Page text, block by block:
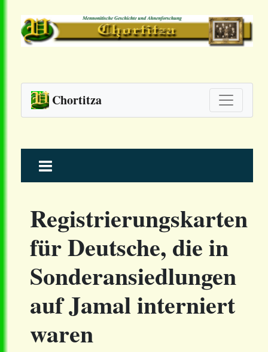
Chortitza
to
Registrierungskarten
für Deutsche, die in
Sonderansiedlungen
auf Jamal interniert
waren